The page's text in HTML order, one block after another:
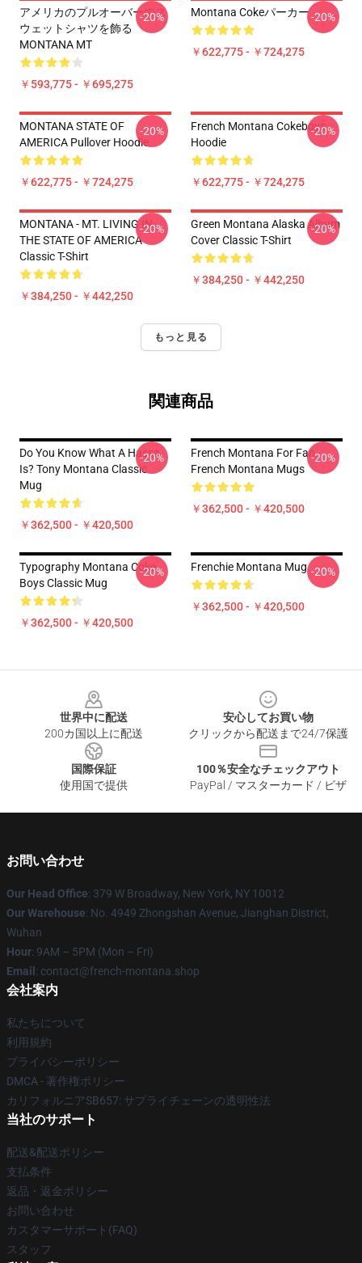
アメリカのプルオーバーのス
ウェットシャツを飾る
MONTANA MT
￥593,775 - ￥695,275
-20% Montana Cokeパーカー
￥622,775 - ￥724,275
-20%
MONTANA STATE OF
AMERICA Pullover Hoodie
￥622,775 - ￥724,275
-20%
French Montana Cokeboys
Hoodie
￥622,775 - ￥724,275
-20%
MONTANA - MT. LIVING IN
THE STATE OF AMERICA
Classic T-Shirt
￥384,250 - ￥442,250
-20%
Green Montana Alaska Album
Cover Classic T-Shirt
￥384,250 - ￥442,250
-20%
もっと見る
関連商品
Do You Know What A Hassa
Is? Tony Montana Classic
Mug
￥362,500 - ￥420,500
-20%
French Montana For Fan
French Montana Mugs
￥362,500 - ￥420,500
-20%
Typography Montana Coke
Boys Classic Mug
￥362,500 - ￥420,500
-20% Frenchie Montana Mug
￥362,500 - ￥420,500
-20%
世界中に配送
200カ国以上に配送
安心してお買い物
クリックから配送まで24/7保護
国際保証
使用国で提供
100％安全なチェックアウト
PayPal / マスターカード / ビザ
お問い合わせ
Our Head Office: 379 W Broadway, New York, NY 10012
Our Warehouse: No. 4949 Zhongshan Avenue, Jianghan District,
Wuhan
Hour: 9AM – 5PM (Mon – Fri)
Email : contact@french-montana.shop
会社案内
私たちについて
利用規約
プライバシーポリシー
DMCA - 著作権ポリシー
カリフォルニアSB657: サプライチェーンの透明性法
当社のサポート
配送&配送ポリシー
支払条件
返品・返金ポリシー
お問い合わせ
カスタマーサポート(FAQ)
スタッフ